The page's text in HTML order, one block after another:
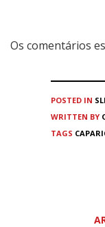
Os comentários
POSTED IN
WRITTEN BY
TAGS